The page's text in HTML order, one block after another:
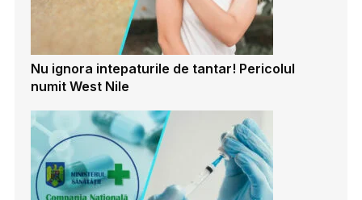
Nu ignora intepaturile de tantar! Pericolul
numit West Nile